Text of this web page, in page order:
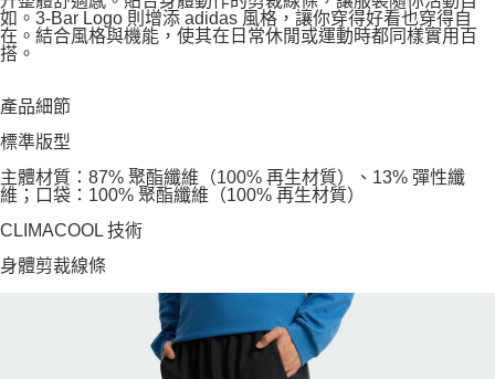
如。3-Bar Logo 則增添 adidas 風格，讓你穿得好看也穿得自
在。結合風格與機能，使其在日常休閒或運動時都同樣實用百
搭。
產品細節
標準版型
主體材質：87% 聚酯纖維（100% 再生材質）、13% 彈性纖
維；口袋：100% 聚酯纖維（100% 再生材質）
CLIMACOOL 技術
身體剪裁線條